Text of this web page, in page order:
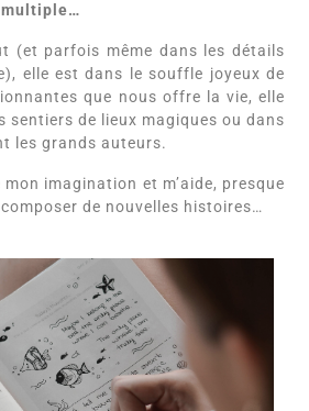
(et parfois même dans les détails
elle est dans le souffle joyeux de
que nous offre la vie, elle
sentiers de lieux magiques ou dans
les grands auteurs.
imagination et m’aide, presque
de nouvelles histoires…